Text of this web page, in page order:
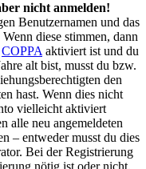
nicht anmelden!
Benutzernamen und das
diese stimmen, dann
COPPA aktiviert ist und du
alt bist, musst du bzw.
den
hast. Wenn dies nicht
vielleicht aktiviert
alle neu angemeldeten
– entweder musst du dies
Bei der Registrierung
nötig ist oder nicht.